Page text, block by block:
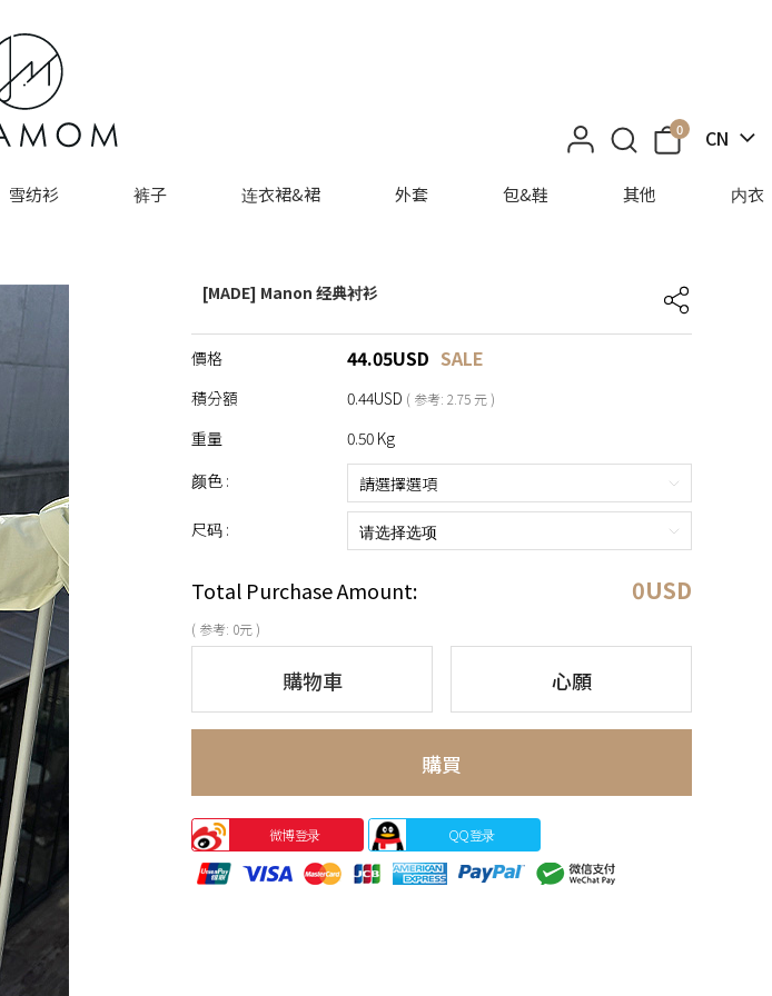
0 CN
雪纺衫 裤子 连衣裙&裙 外套 包&鞋 其他 内衣
[MADE] Manon 经典衬衫
價格 44.05USD SALE
積分額 0.44USD ( 参考: 2.75 元 )
重量
0.50 Kg
颜色 :
尺码 :
Total Purchase Amount: 0USD
( 参考: 0元 )
購物車 心願
購買
微博登录 QQ登录